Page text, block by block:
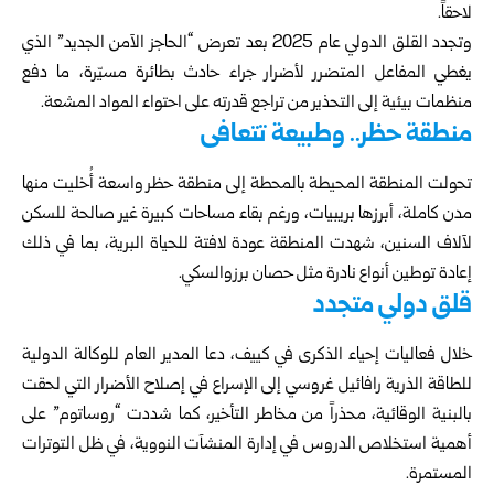
لاحقاً.
وتجدد القلق الدولي عام 2025 بعد تعرض “الحاجز الآمن الجديد” الذي
يغطي المفاعل المتضرر لأضرار جراء حادث بطائرة مسيّرة، ما دفع
منظمات بيئية إلى التحذير من تراجع قدرته على احتواء المواد المشعة.
منطقة حظر.. وطبيعة تتعافى
تحولت المنطقة المحيطة بالمحطة إلى منطقة حظر واسعة أُخليت منها
مدن كاملة، أبرزها بريبيات، ورغم بقاء مساحات كبيرة غير صالحة للسكن
لآلاف السنين، شهدت المنطقة عودة لافتة للحياة البرية، بما في ذلك
إعادة توطين أنواع نادرة مثل حصان برزوالسكي.
قلق دولي متجدد
خلال فعاليات إحياء الذكرى في كييف، دعا المدير العام للوكالة الدولية
للطاقة الذرية رافائيل غروسي إلى الإسراع في إصلاح الأضرار التي لحقت
بالبنية الوقائية، محذراً من مخاطر التأخير، كما شددت “روساتوم” على
أهمية استخلاص الدروس في إدارة المنشآت النووية، في ظل التوترات
المستمرة.